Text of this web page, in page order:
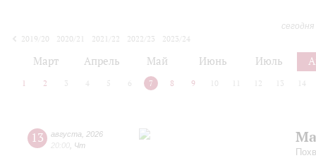
2019/20
2020/21 2021/22 2022/23
2023/24
Март Апрель Май Июнь Июль
1 2 3 4 5 6 7 8 9 10 12 13 14
13 августа
2026
20:00 Чт